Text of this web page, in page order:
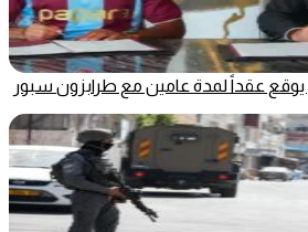
عقداً لمدة عامين مع طرابزون سبور